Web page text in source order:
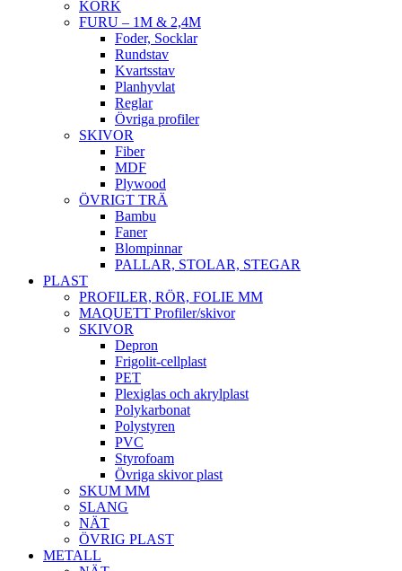
KORK
FURU – 1M & 2,4M
Foder, Socklar
Rundstav
Kvartsstav
Planhyvlat
Reglar
Övriga profiler
SKIVOR
Fiber
MDF
Plywood
ÖVRIGT TRÄ
Bambu
Faner
Blompinnar
PALLAR, STOLAR, STEGAR
PLAST
PROFILER, RÖR, FOLIE MM
MAQUETT Profiler/skivor
SKIVOR
Depron
Frigolit-cellplast
PET
Plexiglas och akrylplast
Polykarbonat
Polystyren
PVC
Styrofoam
Övriga skivor plast
SKUM MM
SLANG
NÄT
ÖVRIG PLAST
METALL